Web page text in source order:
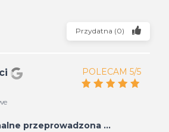
Przydatna (0)
POLECAM 5/5
przeprowadzona ...